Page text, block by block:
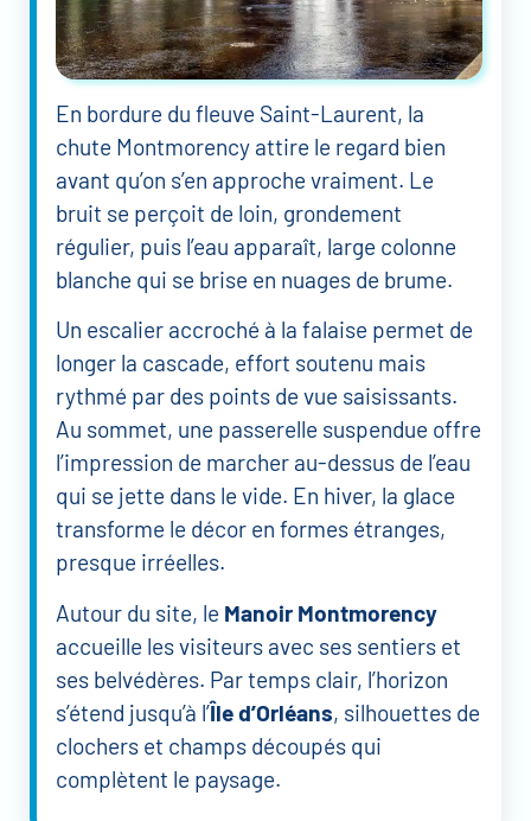
En bordure du fleuve Saint-Laurent, la
chute Montmorency attire le regard bien
avant qu’on s’en approche vraiment. Le
bruit se perçoit de loin, grondement
régulier, puis l’eau apparaît, large colonne
blanche qui se brise en nuages de brume.
Un escalier accroché à la falaise permet de
longer la cascade, effort soutenu mais
rythmé par des points de vue saisissants.
Au sommet, une passerelle suspendue offre
l’impression de marcher au-dessus de l’eau
qui se jette dans le vide. En hiver, la glace
transforme le décor en formes étranges,
presque irréelles.
Autour du site, le Manoir Montmorency
accueille les visiteurs avec ses sentiers et
ses belvédères. Par temps clair, l’horizon
s’étend jusqu’à l’Île d’Orléans, silhouettes de
clochers et champs découpés qui
complètent le paysage.